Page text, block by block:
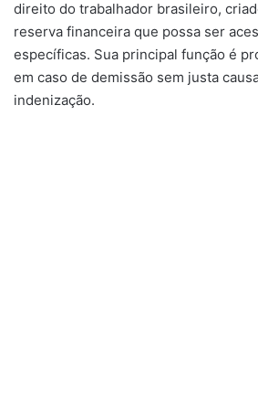
direito do trabalhador brasileiro,
reserva financeira que possa ser
específicas. Sua principal função é
em caso de demissão sem justa
indenização.